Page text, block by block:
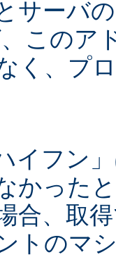
サーバ
このア
く、プ
イフン
かった
合、取
トのマ